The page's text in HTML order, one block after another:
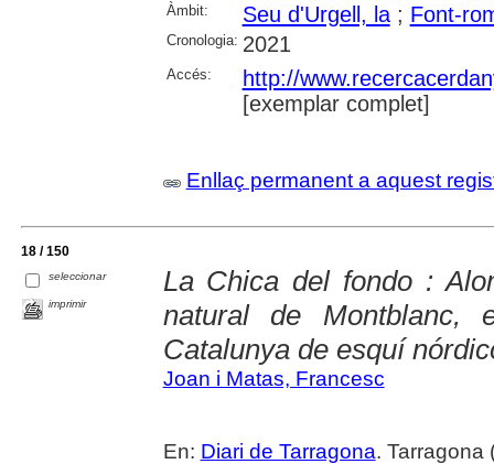
Àmbit:
Seu d'Urgell, la; Font-
Cronologia: 2021
Accés:
http://
[exemplar complet]
Enllaç permanent a aquest
18 / 150
seleccionar
imprimir
La Chica del fondo :
natural de Montblanc,
Catalunya de esquí
Joan i Matas, Francesc
En: Diari de Tarragona. Tarragona